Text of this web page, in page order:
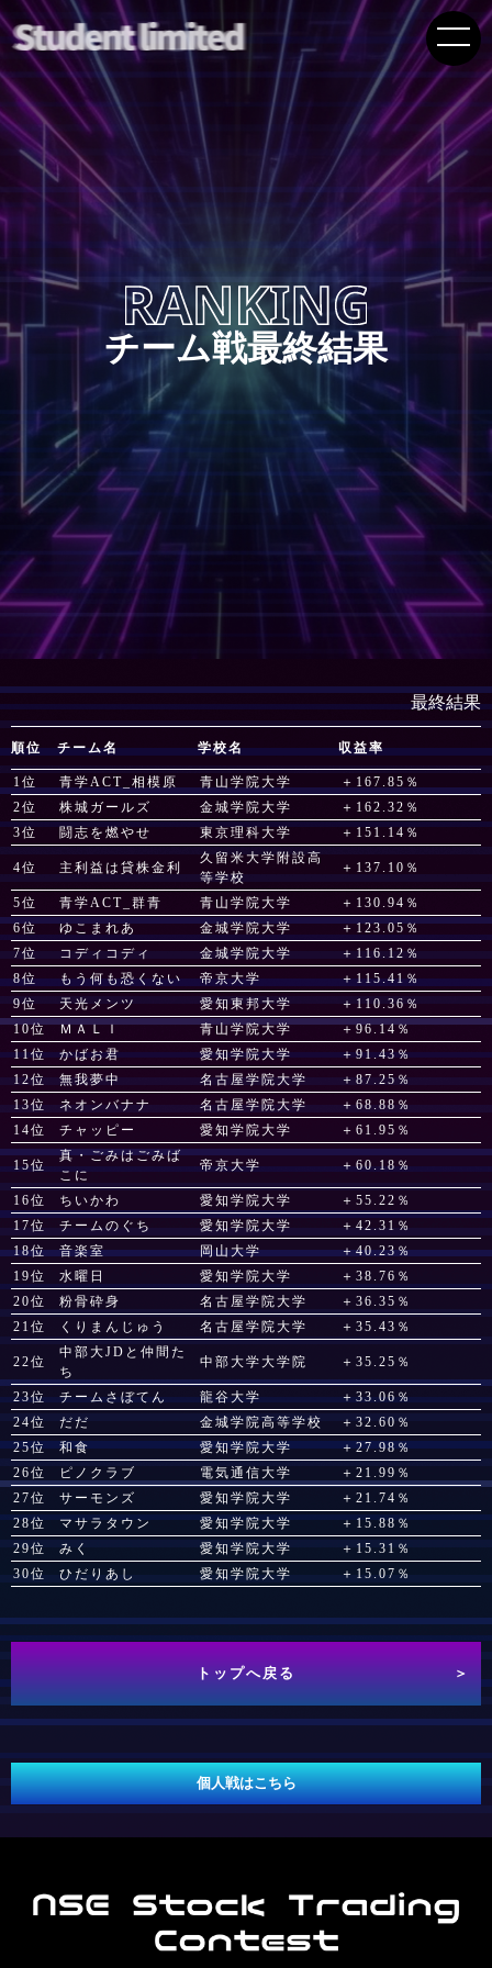
チーム戦最終結果
最終結果
順位 チーム名 学校名 収益率
1位 青学ACT_相模原 青山学院大学
＋167.85％
2位
株城ガールズ 金城学院大学
＋162.32％
3位
闘志を燃やせ 東京理科大学 ＋151.14％
4位 主利益は貸株金利
久留米大学附設高
等学校
＋137.10％
5位 青学ACT_群青 青山学院大学
＋130.94％
6位
ゆこまれあ 金城学院大学
＋123.05％
7位
コディコディ 金城学院大学
＋116.12％
8位
もう何も恐くない 帝京大学
＋115.41％
9位
天光メンツ 愛知東邦大学
＋110.36％
10位
ＭＡＬＩ 青山学院大学
＋96.14％
11位
かばお君 愛知学院大学
＋91.43％
12位
無我夢中 名古屋学院大学
＋87.25％
13位
ネオンバナナ 名古屋学院大学
＋68.88％
14位
チャッピー 愛知学院大学 ＋61.95％
15位
真・ごみはごみば
こに
帝京大学 ＋60.18％
16位 ちいかわ 愛知学院大学
＋55.22％
17位
チームのぐち 愛知学院大学
＋42.31％
18位
音楽室 岡山大学
＋40.23％
19位
水曜日 愛知学院大学
＋38.76％
20位
粉骨砕身 名古屋学院大学
＋36.35％
21位
くりまんじゅう 名古屋学院大学 ＋35.43％
22位
中部大JDと仲間た
ち
中部大学大学院 ＋35.25％
23位 チームさぼてん 龍谷大学
＋33.06％
24位
だだ 金城学院高等学校
＋32.60％
25位
和食 愛知学院大学
＋27.98％
26位
ピノクラブ 電気通信大学
＋21.99％
27位
サーモンズ 愛知学院大学
＋21.74％
28位
マサラタウン 愛知学院大学
＋15.88％
29位
みく 愛知学院大学
＋15.31％
30位
ひだりあし 愛知学院大学 ＋15.07％
トップへ戻る ＞
個人戦はこちら